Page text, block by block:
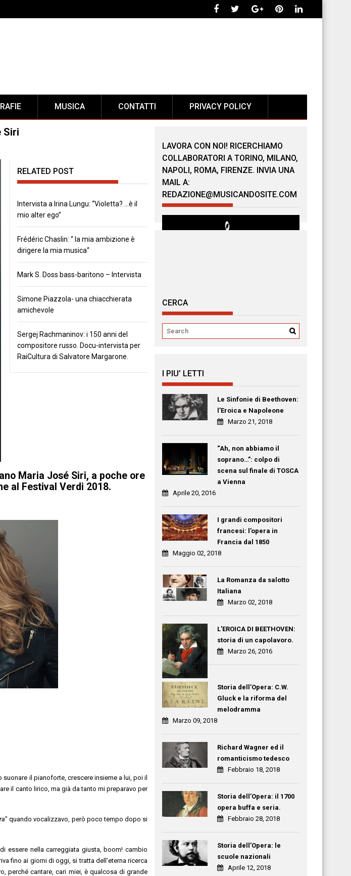
MUSICA CONTATTI PRIVACY POLICY
Siri
RELATED POST
Intervista a Irina Lungu: “Violetta? …è il
mio alter ego”
Frédéric Chaslin: “ la mia ambizione è
dirigere la mia musica“
Mark S. Doss bass-baritono – Intervista
Simone Piazzola- una chiacchierata
amichevole
Sergej Rachmaninov: i 150 anni del
compositore russo. Docu-intervista per
RaiCultura di Salvatore Margarone.
Maria José Siri, a poche ore
al Festival Verdi 2018.
il pianoforte, crescere insieme a lui, poi il
il canto lirico, ma già da tanto mi preparavo per
” quando vocalizzavo, però poco tempo dopo si
essere nella carreggiata giusta, boom! cambio
fino ai giorni di oggi, si tratta dell’eterna ricerca
perché cantare, cari miei, è qualcosa di grande
LAVORA CON NOI! RICERCHIAMO
COLLABORATORI A TORINO, MILANO,
NAPOLI, ROMA, FIRENZE. INVIA UNA
MAIL A:
REDAZIONE@MUSICANDOSITE.COM
CERCA
I PIU’ LETTI
Le Sinfonie di Beethoven:
l’Eroica e Napoleone
Marzo 21, 2018
“Ah, non abbiamo il
soprano…”: colpo di
scena sul finale di TOSCA
a Vienna
Aprile 20, 2016
I grandi compositori
francesi: l’opera in
Francia dal 1850
Maggio 02, 2018
La Romanza da salotto
Italiana
Marzo 02, 2018
L’EROICA DI BEETHOVEN:
storia di un capolavoro.
Marzo 26, 2016
Storia dell’Opera: C.W.
Gluck e la riforma del
melodramma
Marzo 09, 2018
Richard Wagner ed il
romanticismo tedesco
Febbraio 18, 2018
Storia dell’Opera: il 1700
opera buffa e seria.
Febbraio 28, 2018
Storia dell’Opera: le
scuole nazionali
Aprile 12, 2018